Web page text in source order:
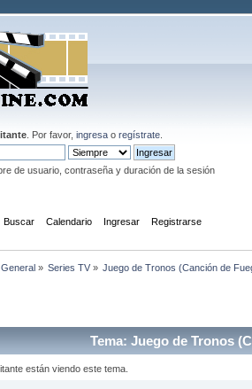
. Por favor, ingresa o regístrate
de usuario, contraseña y duración de la sesión
Buscar Calendario Ingresar Registrarse
General» Series TV» Juego de Tronos (Canción de
Tema: Juego de Tronos
están viendo este tema.